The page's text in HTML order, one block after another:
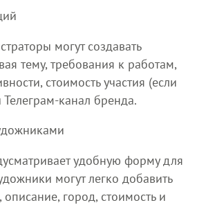
могут создавать
тему, требования к работам,
стоимость участия (если
канал бренда.
удобную форму для
могут легко добавить
город, стоимость и